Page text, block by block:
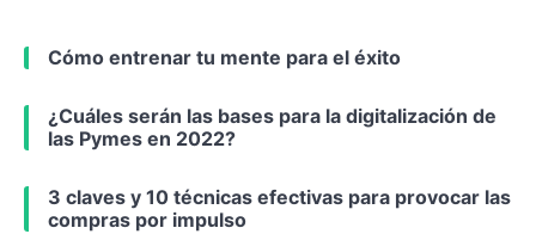
Cómo entrenar tu mente para el éxito
¿Cuáles serán las bases para la digitalización de
las Pymes en 2022?
3 claves y 10 técnicas efectivas para provocar las
compras por impulso